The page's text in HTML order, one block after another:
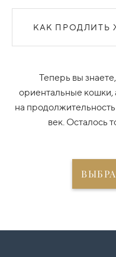
КАК ПРОДЛИТЬ
Теперь вы
ориентальные кошки,
на
век. Осталось